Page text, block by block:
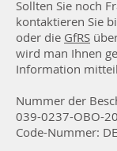
Sollten Sie noch
kontaktieren Sie
oder die GfRS
wird man Ihnen
Information
Nummer der
039-0237-OBO-
Code-Nummer: